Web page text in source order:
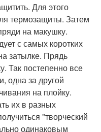
Для этого
термозащиты. Затем
на макушку.
с самых коротких
затылке. Прядь
Так постепенно все
одна за другой
на плойку.
их в разных
"творческий
одинаковым